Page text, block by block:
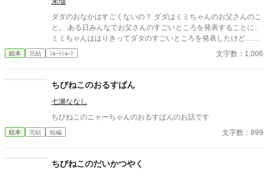
ダダのおなかはすごくないの？ ダダはミミちゃんのお父さんのこ
と。 ある日みんなでお父さんのすごいところを発表することに、
ミミちゃんははりきってダダのすごいところを発表したけど……
ちいさな、しあわせな勘違い
絵本 完結 ｼｮｰﾄｼｮｰﾄ 文字数：1,006
ちびねこのおるすばん
七瀬ななし
ちびねこのニャーちゃんのおるすばんのお話です
絵本 完結 短編 文字数：899
ちびねこのだいかつやく